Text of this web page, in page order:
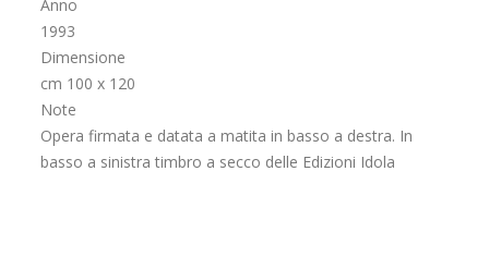
Anno
1993
Dimensione
cm 100 x 120
Note
Opera firmata e datata a matita in basso a destra. In
basso a sinistra timbro a secco delle Edizioni Idola